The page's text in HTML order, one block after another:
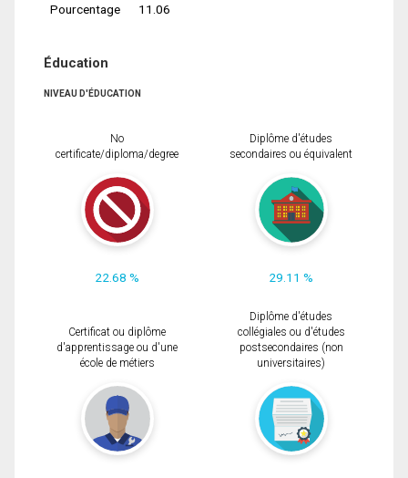
Pourcentage
11.06
Éducation
NIVEAU D'ÉDUCATION
No
certificate/diploma/degree
22.68 %
Diplôme d'études
secondaires ou équivalent
29.11 %
Certificat ou diplôme
d'apprentissage ou d'une
école de métiers
Diplôme d'études
collégiales ou d'études
postsecondaires (non
universitaires)